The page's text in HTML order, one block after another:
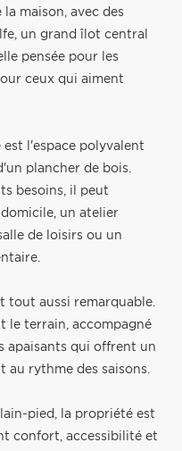
maison, avec des
un grand îlot central
pensée pour les
ceux qui aiment
l'espace polyvalent
plancher de bois.
besoins, il peut
un atelier
de loisirs ou un
tout aussi remarquable.
le terrain, accompagné
apaisants qui offrent un
au rythme des saisons.
pied, la propriété est
confort, accessibilité et